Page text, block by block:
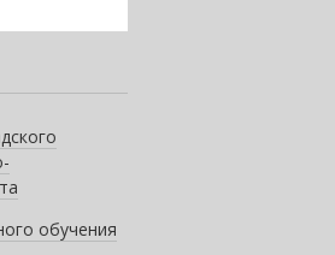
обучения